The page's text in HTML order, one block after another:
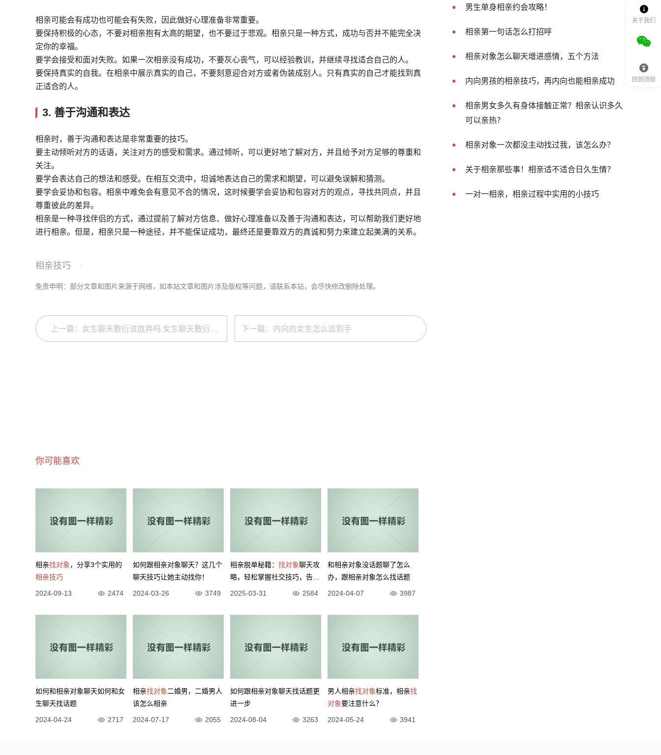
相亲可能会有成功也可能会有失败，因此做好心理准备非常重要。
要保持积极的心态，不要对相亲抱有太高的期望，也不要过于悲观。相亲只是一种方式，成功与否并不能完全决
定你的幸福。
要学会接受和面对失败。如果一次相亲没有成功，不要灰心丧气，可以经验教训，并继续寻找适合自己的人。
要保持真实的自我。在相亲中展示真实的自己，不要刻意迎合对方或者伪装成别人。只有真实的自己才能找到真
正适合的人。
3. 善于沟通和表达
相亲时，善于沟通和表达是非常重要的技巧。
要主动倾听对方的话语，关注对方的感受和需求。通过倾听，可以更好地了解对方，并且给予对方足够的尊重和
关注。
要学会表达自己的想法和感受。在相互交流中，坦诚地表达自己的需求和期望，可以避免误解和猜测。
要学会妥协和包容。相亲中难免会有意见不合的情况，这时候要学会妥协和包容对方的观点，寻找共同点，并且
尊重彼此的差异。
相亲是一种寻找伴侣的方式，通过提前了解对方信息、做好心理准备以及善于沟通和表达，可以帮助我们更好地
进行相亲。但是，相亲只是一种途径，并不能保证成功，最终还是要靠双方的真诚和努力来建立起美满的关系。
相亲技巧
免责申明：部分文章和图片来源于网络，如本站文章和图片涉及版权等问题，请联系本站，会尽快修改删除处理。
上一篇：女生聊天敷衍该放弃吗 女生聊天敷衍还要追吗 下一篇：内向的女生怎么追到手
你可能喜欢
相亲找对象 ，分享3个实用的
相亲技巧
2024-09-13 2474
如何跟相亲对象聊天？这几个
聊天技巧让她主动找你！
2024-03-26 3749
相亲脱单秘籍： 找对象聊天攻
略，轻松掌握社交技巧，告别
单身生活！
2025-03-31 2584
和相亲对象没话题聊了怎么
办，跟相亲对象怎么找话题
2024-04-07 3987
如何和相亲对象聊天如何和女
生聊天找话题
2024-04-24 2717
相亲找对象 二婚男，二婚男人
该怎么相亲
2024-07-17 2055
如何跟相亲对象聊天找话题更
进一步
2024-08-04 3263
男人相亲找对象标准，相亲找
对象要注意什么？
2024-05-24 3941
男生单身相亲约会攻略！
相亲第一句话怎么打招呼
相亲对象怎么聊天增进感情，五个方法
内向男孩的相亲技巧，再内向也能相亲成功
相亲男女多久有身体接触正常？相亲认识多久
可以亲热？
相亲对象一次都没主动找过我，该怎么办？
关于相亲那些事！相亲适不适合日久生情？
一对一相亲，相亲过程中实用的小技巧
关于我们
回到顶部